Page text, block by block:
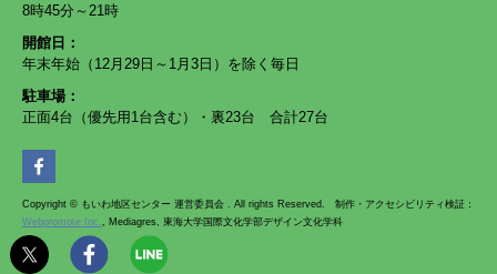
8時45分～21時
開館日：
年末年始（12月29日～1月3日）を除く毎日
駐車場：
正面4台（優先用1台含む）・裏23台 合計27台
Copyright © もいわ地区センター 運営委員会 . All rights Reserved. 制作・アクセシビリティ検証：
Webpromote Inc., Mediagres, 東海大学国際文化学部デザイン文化学科